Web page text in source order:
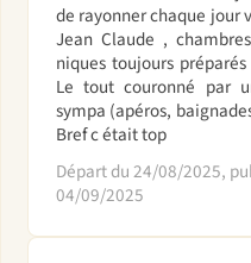
de rayonner chaque jour
Jean Claude ,
niques toujours
Le tout couronné par
sympa (apéros,
Bref c était top
Départ du 24/08/2025,
04/09/2025